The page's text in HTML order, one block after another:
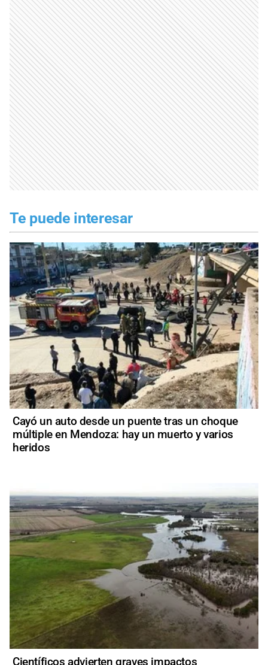
Te puede interesar
Cayó un auto desde un puente tras un choque
múltiple en Mendoza: hay un muerto y varios
heridos
Científicos advierten graves impactos